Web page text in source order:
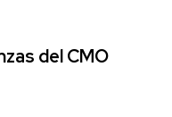
del CMO